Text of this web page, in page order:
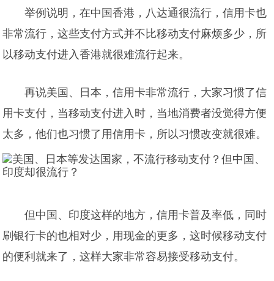
举例说明，在中国香港，八达通很流行，信用卡也
非常流行，这些支付方式并不比移动支付麻烦多少，所
以移动支付进入香港就很难流行起来。
再说美国、日本，信用卡非常流行，大家习惯了信
用卡支付，当移动支付进入时，当地消费者没觉得方便
太多，他们也习惯了用信用卡，所以习惯改变就很难。
但中国、印度这样的地方，信用卡普及率低，同时
刷银行卡的也相对少，用现金的更多，这时候移动支付
的便利就来了，这样大家非常容易接受移动支付。